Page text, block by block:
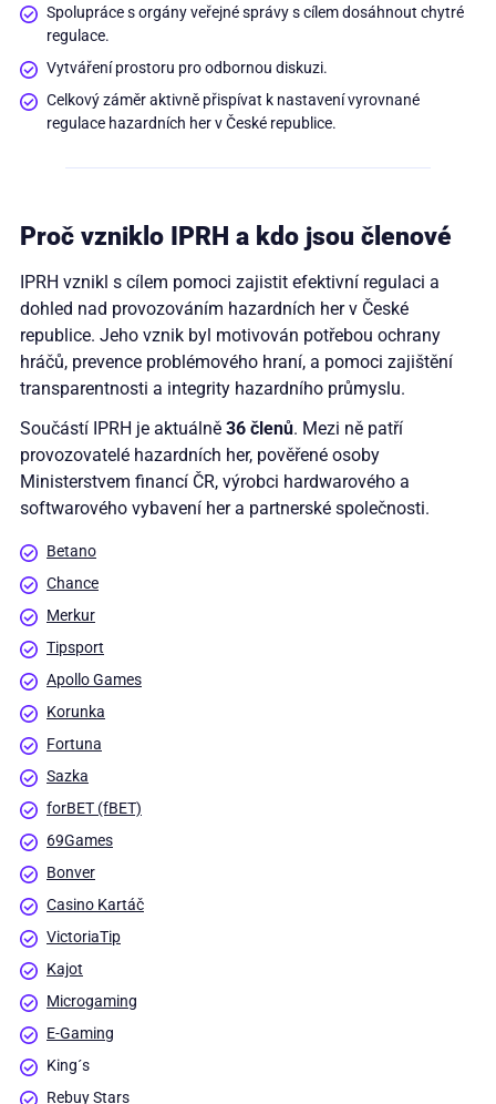
Spolupráce s orgány veřejné správy s cílem dosáhnout chytré
regulace.
Vytváření prostoru pro odbornou diskuzi.
Celkový záměr aktivně přispívat k nastavení vyrovnané
regulace hazardních her v České republice.
Proč vzniklo IPRH a kdo jsou členové
IPRH vznikl s cílem pomoci zajistit efektivní regulaci a
dohled nad provozováním hazardních her v České
republice. Jeho vznik byl motivován potřebou ochrany
hráčů, prevence problémového hraní, a pomoci zajištění
transparentnosti a integrity hazardního průmyslu.
Součástí IPRH je aktuálně 36 členů. Mezi ně patří
provozovatelé hazardních her, pověřené osoby
Ministerstvem financí ČR, výrobci hardwarového a
softwarového vybavení her a partnerské společnosti.
Betano
Chance
Merkur
Tipsport
Apollo Games
Korunka
Fortuna
Sazka
forBET (fBET)
69Games
Bonver
Casino Kartáč
VictoriaTip
Kajot
Microgaming
E-Gaming
King´s
Rebuy Stars